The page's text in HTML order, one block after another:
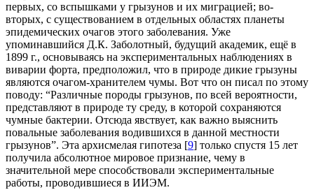
первых, со вспышками у грызунов и их миграцией; во-
вторых, с существованием в отдельных областях планеты
эпидемических очагов этого заболевания. Уже
упоминавшийся Д.К. Заболотный, будущий академик, ещё в
1899 г., основываясь на экспериментальных наблюдениях в
виварии форта, предположил, что в природе дикие грызуны
являются очагом-хранителем чумы. Вот что он писал по этому
поводу: “Различные породы грызунов, по всей вероятности,
представляют в природе ту среду, в которой сохраняются
чумные бактерии. Отсюда явствует, как важно выяснить
повальные заболевания водившихся в данной местности
грызунов”. Эта архисмелая гипотеза [9] только спустя 15 лет
получила абсолютное мировое признание, чему в
значительной мере способствовали экспериментальные
работы, проводившиеся в ИИЭМ.